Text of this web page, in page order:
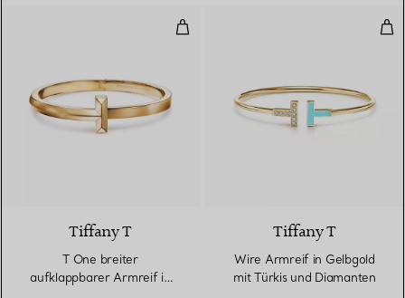
T One breiter aufklappbarer
Tiffany T
T One breiter
aufklappbarer Armreif in
Tiffany T
Wire Armreif in Gelbgold
mit Türkis und Diamanten